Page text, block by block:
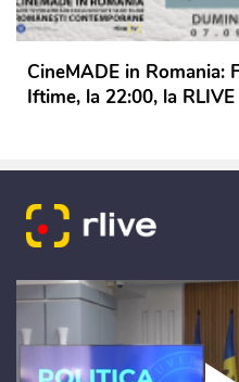
CineMADE in Romania:
Iftime, la 22:00, la